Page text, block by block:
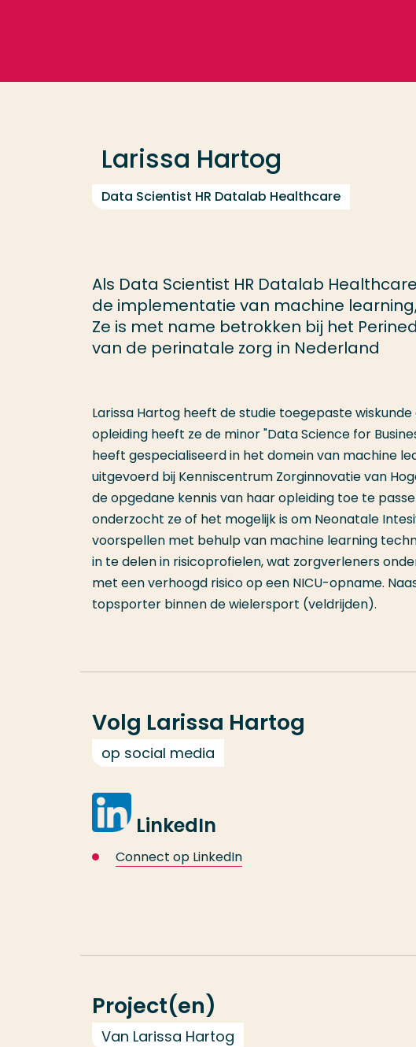
Larissa Hartog
Data Scientist HR Datalab Healthcare
Als Data Scientist HR Datalab
de implementatie van machine
Ze is met name betrokken bij het
van de perinatale zorg in Nederland
Larissa Hartog heeft de studie toegepaste
opleiding heeft ze de minor "Data Science for
heeft gespecialiseerd in het domein van machine
uitgevoerd bij Kenniscentrum Zorginnovatie van
de opgedane kennis van haar opleiding toe te
onderzocht ze of het mogelijk is om Neonatale
voorspellen met behulp van machine learning
in te delen in risicoprofielen, wat zorgverleners
met een verhoogd risico op een NICU-opname.
topsporter binnen de wielersport (veldrijden).
Volg Larissa Hartog
op social media
LinkedIn
Connect op LinkedIn
Project(en)
Van Larissa Hartog
Opleiding